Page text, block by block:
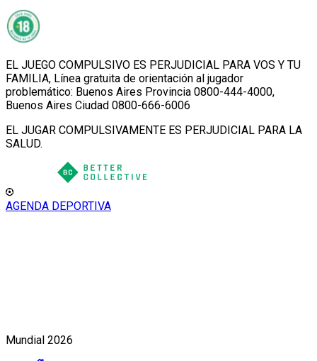
EL JUEGO COMPULSIVO ES PERJUDICIAL PARA VOS Y TU
FAMILIA, Línea gratuita de orientación al jugador
problemático: Buenos Aires Provincia 0800-444-4000,
Buenos Aires Ciudad 0800-666-6006
EL JUGAR COMPULSIVAMENTE ES PERJUDICIAL PARA LA
SALUD.
AGENDA DEPORTIVA
Mundial 2026